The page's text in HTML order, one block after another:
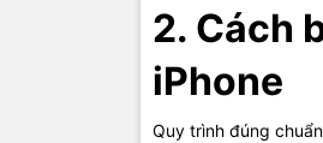
2. Cách
iPhone
Quy trình đúng